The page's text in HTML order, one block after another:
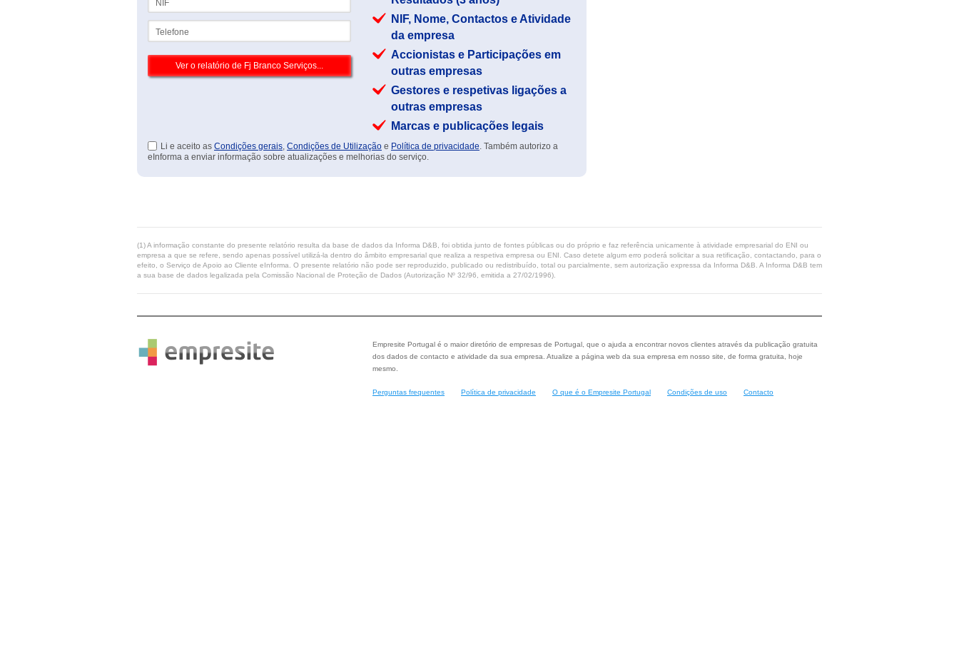
NIF, Nome, Contactos e Atividade
da empresa
Accionistas e Participações em
outras empresas
Gestores e respetivas ligações a
outras empresas
Marcas e publicações legais
Li e aceito as Condições gerais, Condições de Utilização e Política de privacidade. Também autorizo a
eInforma a enviar informação sobre atualizações e melhorias do serviço.
(1) A informação constante do presente relatório resulta da base de dados da Informa D&B, foi obtida junto de fontes públicas ou do próprio e faz referência unicamente à atividade empresarial do ENI ou
empresa a que se refere, sendo apenas possível utilizá-la dentro do âmbito empresarial que realiza a respetiva empresa ou ENI. Caso detete algum erro poderá solicitar a sua retificação, contactando, para o
efeito, o Serviço de Apoio ao Cliente eInforma. O presente relatório não pode ser reproduzido, publicado ou redistribuído, total ou parcialmente, sem autorização expressa da Informa D&B. A Informa D&B tem
a sua base de dados legalizada pela Comissão Nacional de Proteção de Dados (Autorização Nº 32/96, emitida a 27/02/1996).
Empresite Portugal é o maior diretório de empresas de Portugal, que o ajuda a encontrar novos clientes através da publicação gratuita
dos dados de contacto e atividade da sua empresa. Atualize a página web da sua empresa em nosso site, de forma gratuita, hoje
mesmo.
Perguntas frequentes Política de privacidade O que é o Empresite Portugal Condições de uso Contacto